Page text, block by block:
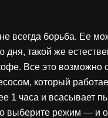
всегда борьба. Ее
дня, такой же
Все это возможно
который
1 часа и всасывает
выберите режим — и